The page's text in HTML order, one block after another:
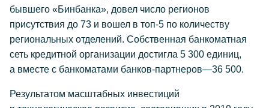
бывшего «Бинбанка», довел число регионов
присутствия до 73 и вошел в топ-5 по количеству
региональных отделений. Собственная банкоматная
сеть кредитной организации достигла 5 300 единиц,
а вместе с банкоматами банков-партнеров—36 500.
Результатом масштабных инвестиций